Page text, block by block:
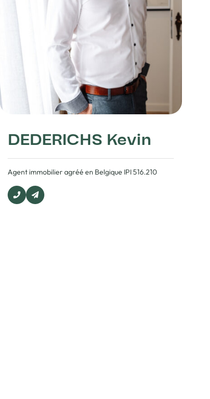
DEDERICHS Kevin
Agent immobilier agréé en Belgique IPI 516.210